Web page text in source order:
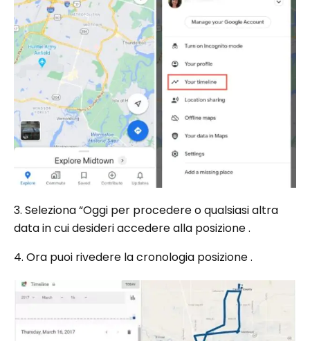
3. Seleziona “Oggi per procedere o qualsiasi altra
data in cui desideri accedere alla posizione .
4. Ora puoi rivedere la cronologia posizione .